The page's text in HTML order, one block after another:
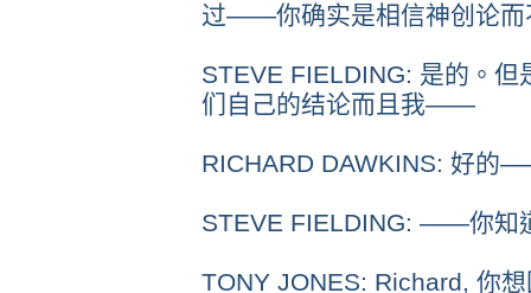
过——你确实是相信神创论而
STEVE FIELDING: 是的。
们自己的结论而且我——
RICHARD DAWKINS: 好的
STEVE FIELDING: ——你知
TONY JONES: Richard, 你